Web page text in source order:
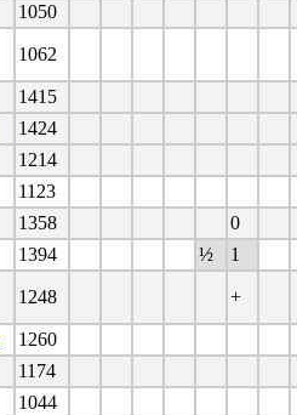
1050
1062
1415
1424
1214
1123
1358
0
1394 ½ 1
1248 +
1260
1174
1044